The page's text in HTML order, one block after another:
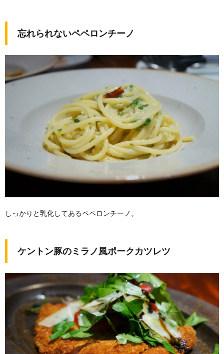
忘れられないペペロンチーノ
しっかりと乳化してあるペペロンチーノ。
ケントン豚のミラノ風ポークカツレツ